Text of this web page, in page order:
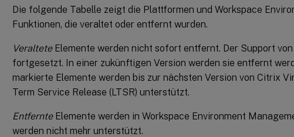
Die folgende Tabelle zeigt die Plattformen und Workspace
Funktionen, die veraltet oder entfernt wurden.
VeralteteElemente werden nicht sofort entfernt. Der Support
fortgesetzt. In einer zukünftigen Version werden sie entfernt
markierte Elemente werden bis zur nächsten Version von Citrix
Term Service Release (LTSR) unterstützt.
EntfernteElemente werden in Workspace Environment
werden nicht mehr unterstützt.